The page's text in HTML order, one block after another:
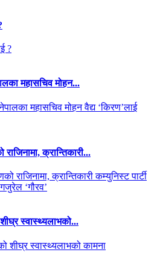
महासचिव मोहन...
क्रान्तिकारी...
स्वास्थ्यलाभको...